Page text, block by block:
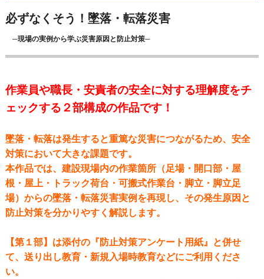
必ずなくそう！墜落・転落災害
─現場の実例から学ぶ災害原因と防止対策─
作業員や職長・安責者の安全に対する理解度をチ
ェックする２部構成の作品です！
墜落・転落は発生すると重篤な災害につながるため、安全
対策において大きな課題です。
本作品では、建設現場内の作業箇所（足場・開口部・屋
根・屋上・トラック荷台・可搬式作業台・脚立・脚立足
場）からの墜落・転落災害実例を再現し、その発生原因と
防止対策を分かりやすく解説します。
【第１部】は添付の『防止対策アンケート用紙』と併せ
て、送り出し教育・新規入場時教育などにご利用くださ
い。